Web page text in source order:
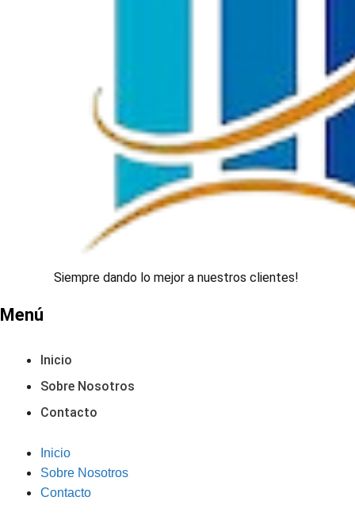
Siempre dando lo mejor a nuestros clientes!
Menú
Inicio
Sobre Nosotros
Contacto
Inicio
Sobre Nosotros
Contacto